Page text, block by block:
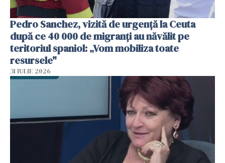
Pedro Sanchez, vizită de urgență la Ceuta
după ce 40 000 de migranți au năvălit pe
teritoriul spaniol: „Vom mobiliza toate
resursele"
31 IULIE 2026